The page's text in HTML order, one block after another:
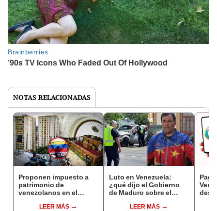
NOTAS RELACIONADAS
Proponen impuesto a
patrimonio de
venezolanos en el
propuesta?
LEER MÁS
Luto en Venezuela:
¿qué dijo el Gobierno
de Maduro sobre el
Texas?LEER MÁS